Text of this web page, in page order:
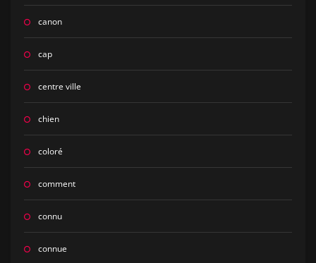
canon
cap
centre ville
chien
coloré
comment
connu
connue